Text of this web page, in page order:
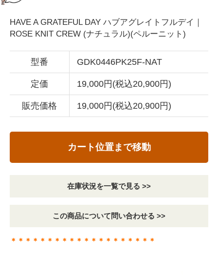
HAVE A GRATEFUL DAY ハブアグレイトフルデイ｜
ROSE KNIT CREW (ナチュラル)(ペルーニット)
型番 GDK0446PK25F-NAT
定価 19,000円(税込20,900円)
販売価格 19,000円(税込20,900円)
カート位置まで移動
在庫状況を一覧で見る >>
この商品について問い合わせる >>
＊＊＊＊＊＊＊＊＊＊＊＊＊＊＊＊＊＊＊＊